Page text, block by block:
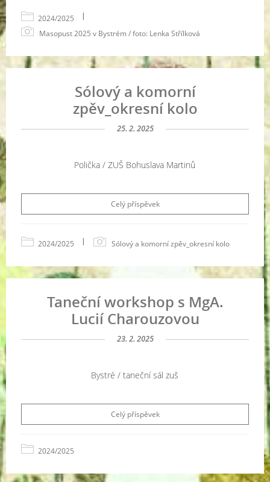
2024/2025
|
Masopust 2025 v Bystrém / foto: Lenka Střílková
Sólový a komorní
zpěv_okresní kolo
25. 2. 2025
Polička / ZUŠ Bohuslava Martinů
Celý příspěvek
2024/2025 | Sólový a komorní zpěv_okresní kolo
Taneční workshop s MgA.
Lucií Charouzovou
23. 2. 2025
Bystré / taneční sál zuš
Celý příspěvek
2024/2025